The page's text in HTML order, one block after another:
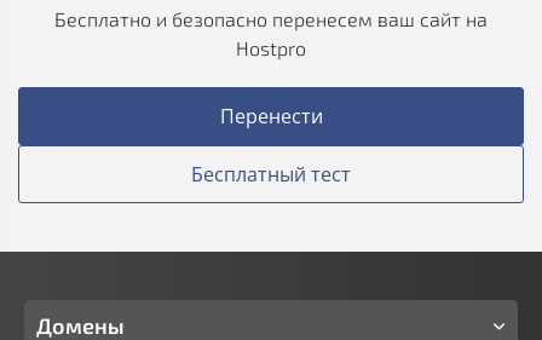
Бесплатно и безопасно перенесем ваш сайт на
Hostpro
Перенести
Бесплатный тест
Домены